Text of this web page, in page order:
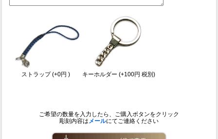
ストラップ (+0円 ) キーホルダー (+100円 税別)
ご希望の数量を入力したら、ご購入ボタンをクリック
彫刻内容はメールにてご連絡ください